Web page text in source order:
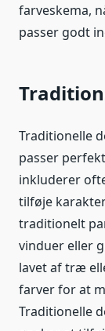
farveskema,
passer godt
Traditionelle
passer
inkluderer
tilføje
traditionelt
vinduer eller
lavet af træ
farver for at
Traditionelle